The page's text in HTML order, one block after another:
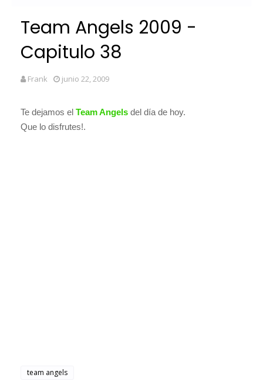
Team Angels 2009 -
Capitulo 38
Frank junio 22, 2009
Te dejamos el Team Angels del día de hoy.
Que lo disfrutes!.
team angels